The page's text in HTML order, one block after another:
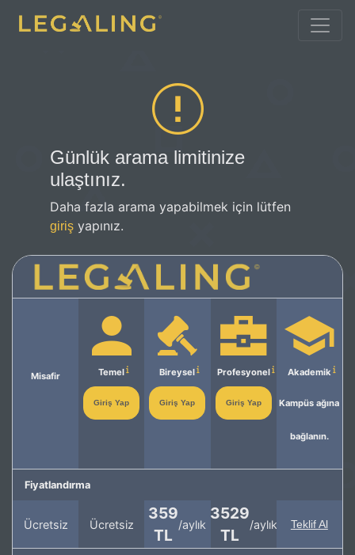
Günlük arama limitinize
ulaştınız.
Daha fazla arama yapabilmek için lütfen
giriş yapınız.
Misafir Temel
Giriş Yap
Bireysel
Giriş Yap
Profesyonel
Giriş Yap
Akademik
Kampüs ağına
bağlanın.
Fiyatlandırma
Ücretsiz Ücretsiz
359
TL
/aylık
3529
TL
/aylık Teklif Al